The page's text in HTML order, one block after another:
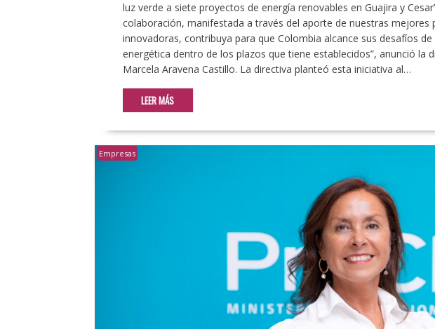
luz verde a siete proyectos de energía renovables en Guajira y
colaboración, manifestada a través del aporte de nuestras mejores
innovadoras, contribuya para que Colombia alcance sus desafíos
energética dentro de los plazos que tiene establecidos”, anunció la
Marcela Aravena Castillo. La directiva planteó esta iniciativa al…
LEER MÁS
Empresas